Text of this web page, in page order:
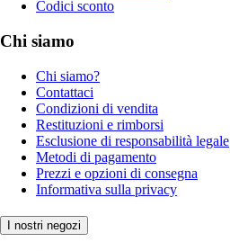
Codici sconto
Chi siamo
Chi siamo?
Contattaci
Condizioni di vendita
Restituzioni e rimborsi
Esclusione di responsabilità legale
Metodi di pagamento
Prezzi e opzioni di consegna
Informativa sulla privacy
I nostri negozi